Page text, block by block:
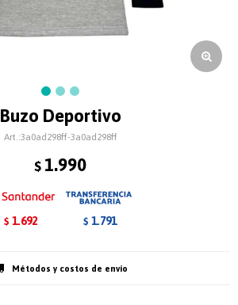
Buzo Deportivo
3a0ad298ff-3a0ad298ff
$ 1.990
$ 1.692 $ 1.791
Métodos y costos de envío